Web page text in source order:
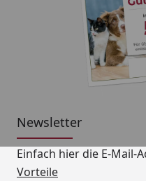
Newsletter
Einfach hier die E-Mail-
Vorteile